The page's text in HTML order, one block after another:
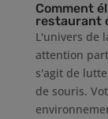
Comment
restaurant
L'univers de
attention
s'agit de
de souris.